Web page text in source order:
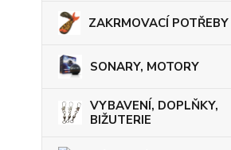
ZAKRMOVACÍ POTŘEBY
SONARY, MOTORY
VYBAVENÍ, DOPLŇKY,
BIŽUTERIE